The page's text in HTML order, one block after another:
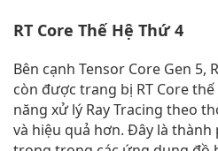
RT Core Thế Hệ Thứ 4
Bên cạnh Tensor Core Gen 5,
còn được trang bị RT Core
năng xử lý Ray Tracing theo
và hiệu quả hơn. Đây là